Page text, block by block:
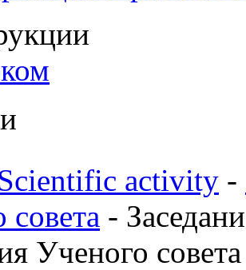
activity -
совета -
Ученого